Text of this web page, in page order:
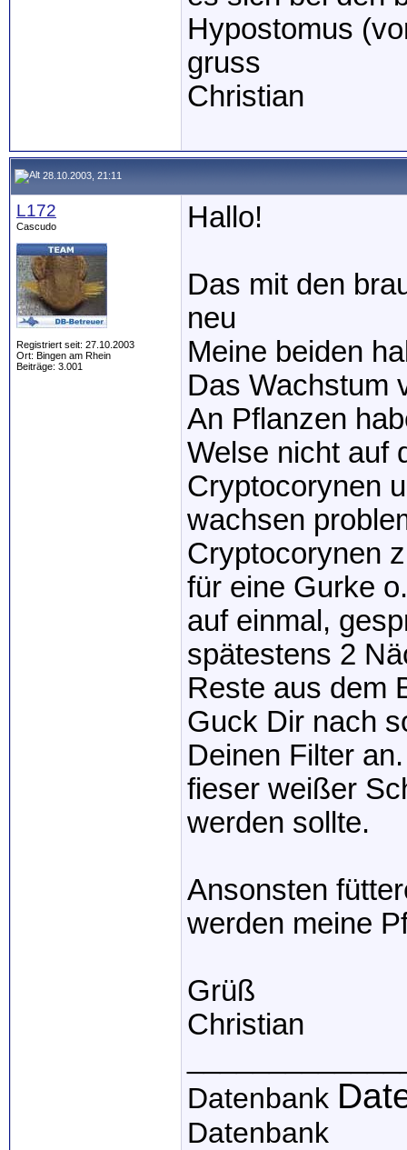
Hypostomus
gruss
Christian
28.10.2003, 21:11
L172
Cascudo
Registriert seit: 27.10.2003
Ort: Bingen am Rhein
Beiträge: 3.001
Hallo!
Das mit den
neu
Meine beiden
Das Wachstum
An Pflanzen
Welse nicht auf
Cryptocorynen
wachsen
Cryptocorynen
für eine Gurke
auf einmal,
spätestens 2
Reste aus dem
Guck Dir nach
Deinen Filter
fieser weißer
werden sollte.
Ansonsten
werden meine
Grüß
Christian
Datenbank
Datenbank